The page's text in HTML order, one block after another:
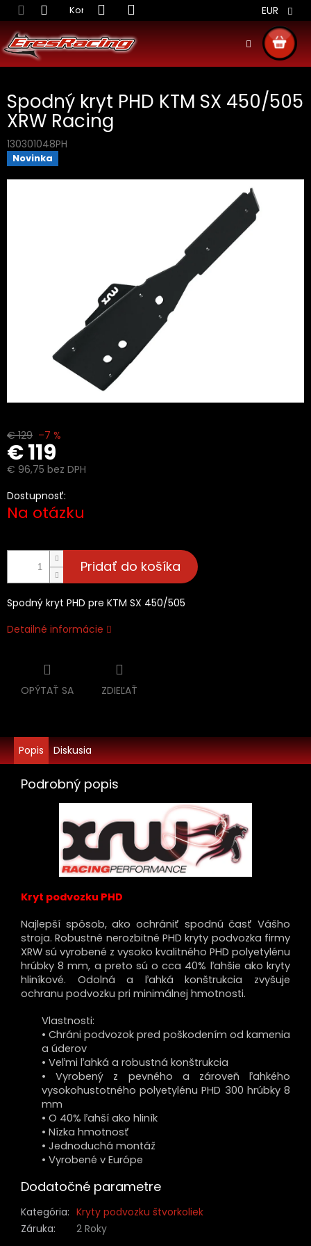
Prejsť
na
obsah
Kontakt Obchodné podmienky Doprava
EUR
KOŠÍK
Spodný kryt PHD KTM SX 450/505
XRW Racing
130301048PH
Novinka
€ 129 –7 %
€ 119
€ 96,75 bez DPH
Jednotková
cena:
Dostupnosť:
Na otázku
Pridať do košíka
Spodný kryt PHD pre KTM SX 450/505
Detailné informácie
OPÝTAŤ SA ZDIEĽAŤ
Popis Diskusia
Podrobný popis
Kryt podvozku PHD
Najlepší spôsob, ako ochrániť spodnú časť Vášho
stroja. Robustné nerozbitné PHD kryty podvozka firmy
XRW sú vyrobené z vysoko kvalitného PHD polyetylénu
hrúbky 8 mm, a preto sú o cca 40% ľahšie ako kryty
hliníkové. Odolná a ľahká konštrukcia zvyšuje
ochranu podvozku pri minimálnej hmotnosti.
Vlastnosti:
• Chráni podvozok pred poškodením od kamenia
a úderov
• Veľmi ľahká a robustná konštrukcia
• Vyrobený z pevného a zároveň ľahkého
vysokohustotného polyetylénu PHD 300 hrúbky 8
mm
• O 40% ľahší ako hliník
• Nízka hmotnosť
• Jednoduchá montáž
• Vyrobené v Európe
Dodatočné parametre
Kategória: Kryty podvozku štvorkoliek
Záruka: 2 Roky